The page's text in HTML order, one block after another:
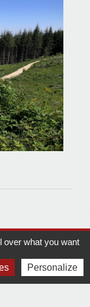
over what you want
Personalize